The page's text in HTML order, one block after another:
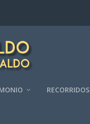
RECORRIDOS